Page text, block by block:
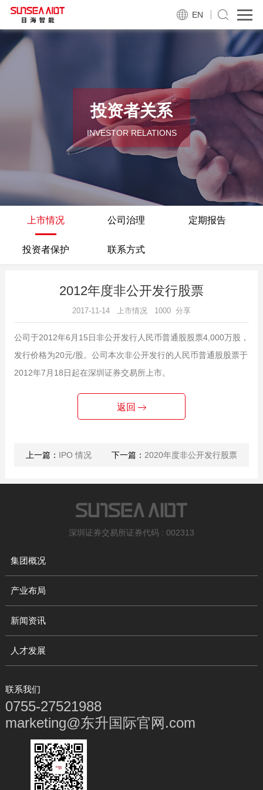
EN
投资者关系
INVESTOR RELATIONS
上市情况 公司治理 定期报告
投资者保护 联系方式
2012年度非公开发行股票
2017-11-14 上市情况 1000 分享
公司于2012年6月15日非公开发行人民币普通股股票4,000万股，
发行价格为20元/股。公司本次非公开发行的人民币普通股股票于
2012年7月18日起在深圳证券交易所上市。
返回
上一篇： IPO 情况 下一篇： 2020年度非公开发行股票
深圳证券交易所证券代码 : 002313
集团概况
产业布局
新闻资讯
人才发展
联系我们
0755-27521988
marketing@东升国际官网.com